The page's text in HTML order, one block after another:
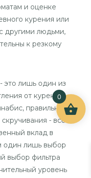
и оценке
курения или
другими людьми,
к резкому
это лишь один из
от курения
правильное
- все
вклад в
один лишь выбор
выбор фильтра
уровень
0